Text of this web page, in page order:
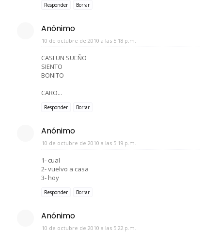
Responder Borrar
Anónimo
10 de octubre de 2010 a las 5:18 p.m.
CASI UN SUEÑO
SIENTO
BONITO
CARO...
Responder Borrar
Anónimo
10 de octubre de 2010 a las 5:19 p.m.
1- cual
2- vuelvo a casa
3- hoy
Responder Borrar
Anónimo
10 de octubre de 2010 a las 5:22 p.m.